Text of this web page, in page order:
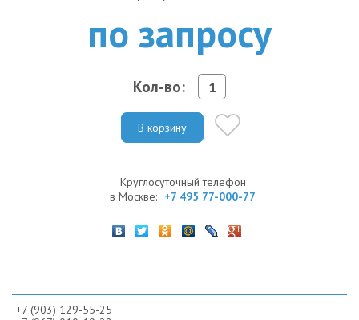
по запросу
Кол-во:
В корзину
Круглосуточный телефон
в Москве: +7 495 77-000-77
+7 (903) 129-55-25